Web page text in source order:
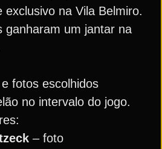
na Vila Belmiro.
ganharam um jantar na
fotos escolhidos
no intervalo do jogo.
– foto